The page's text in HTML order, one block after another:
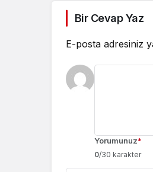
Bir Cevap Yaz
E-posta adresiniz
Yorumunuz*
0/30 karakter